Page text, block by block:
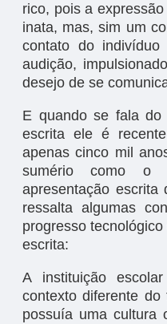
rico, pois a
inata, mas, sim um
contato do
audição,
desejo de se
E quando se fala do
escrita ele é
apenas cinco mil
sumério como o
apresentação escrita
ressalta algumas
progresso
escrita:
A instituição
contexto diferente do
possuía uma cultura